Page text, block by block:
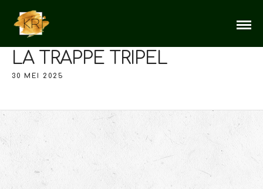
LA TRAPPE TRIPEL
30 MEI 2025